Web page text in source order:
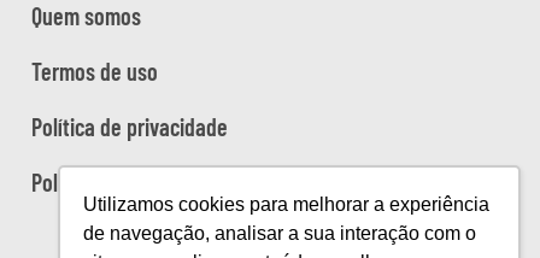
Utilizamos cookies para melhorar a experiência
de navegação, analisar a sua interação com o
Quem somos
Termos de uso
Política de privacidade
Política de cookies